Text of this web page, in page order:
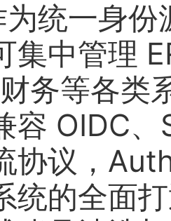
为统一身
集中管理
务等各类
容 OIDC
协议，
统的全面